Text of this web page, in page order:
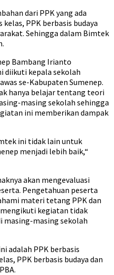
dari PPK yang ada
PPK berbasis budaya
Sehingga dalam Bimtek
Bambang Irianto
diikuti kepala sekolah
se-Kabupaten Sumenep.
hanya belajar tentang teori
masing sekolah sehingga
ini memberikan dampak
ini tidak lain untuk
menjadi lebih baik,“
akan mengevaluasi
Pengetahuan peserta
materi tetang PPK dan
mengikuti kegiatan tidak
masing-masing sekolah
adalah PPK berbasis
PPK berbasis budaya dan